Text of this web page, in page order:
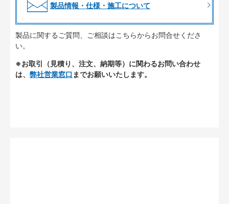
製品情報・仕様・施工について
製品に関するご質問、ご相談はこちらからお問合せくださ
い。
※お取引（見積り、注文、納期等）に関わるお問い合わせ
は、 弊社営業窓口 までお願いいたします。